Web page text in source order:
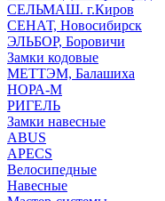
СЕЛЬМАШ. г.Киров
СЕНАТ, Новосибирск
ЭЛЬБОР, Боровичи
Замки кодовые
МЕТТЭМ, Балашиха
НОРА-М
РИГЕЛЬ
Замки навесные
ABUS
APECS
Велосипедные
Навесные